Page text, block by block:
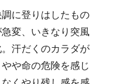
に登りはしたもの
変、いきなり突風
汗だくのカラダが
や命の危険を感じ